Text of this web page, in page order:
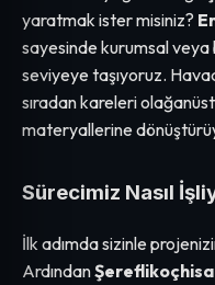
yaratmak ister misiniz?
sayesinde kurumsal
seviyeye taşıyoruz.
sıradan kareleri
materyallerine
Sürecimiz Nasıl
İlk adımda sizinle
Ardından